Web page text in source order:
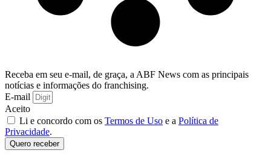
Receba em seu e-mail, de graça, a ABF News com as principais
notícias e informações do franchising.
E-mail
Aceito
Li e concordo com os Termos de Uso e a Política de
Privacidade.
Quero receber